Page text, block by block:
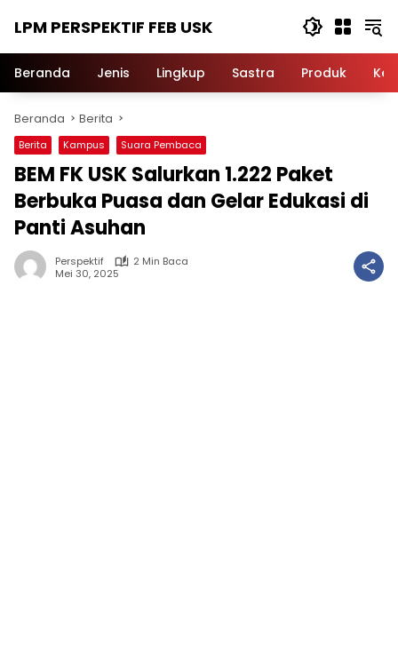
LPM PERSPEKTIF FEB USK
Beranda Jenis Lingkup Sastra Produk
Beranda Berita
Berita Kampus Suara Pembaca
BEM FK USK Salurkan 1.222 Paket
Berbuka Puasa dan Gelar Edukasi di
Panti Asuhan
Perspektif
2 Min Baca
Mei 30, 2025